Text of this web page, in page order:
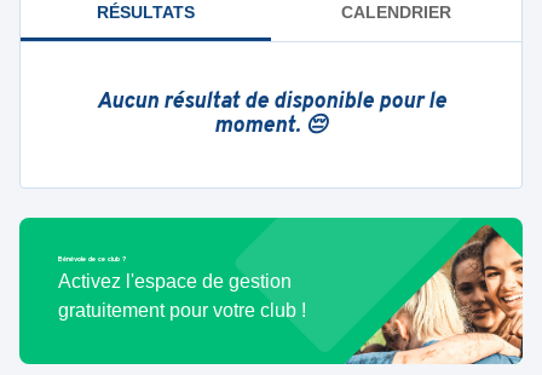
RÉSULTATS CALENDRIER
Aucun résultat de disponible pour le
moment. 😔
Bénévole de ce club ?
Activez l'espace de gestion
gratuitement pour votre club !